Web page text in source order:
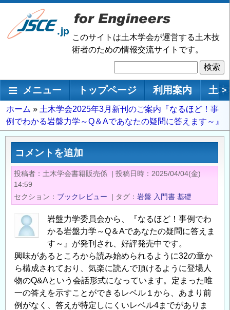
メ
ン
移
動
このサイトは土木学会が運営する土木技
術者のための情報交流サイトです。
索
メインナビゲーション
メニュー トップページ 利用案内 土 >
パ
ン
く
ホーム
土木学会2025年3月新刊のご案内『なるほど！事
例でわかる岩盤力学～Q＆Aであなたの疑問に答えます～』
コメントを追加
投稿者 土木学会書籍販売係 | 投稿日時
2025/04/04(金)
14:59
セクション
ブックレビュー | タグ 岩盤 入門書 基礎
岩盤力学委員会から、『なるほど！事例でわ
かる岩盤力学～Q＆Aであなたの疑問に答えま
す～』が発刊され、好評発売中です。
興味があるところから読み始められるように32の章か
ら構成されており、気楽に読んで頂けるように登場人
物のQ&Aという会話形式になっています。定まった唯
一の答えを示すことができるレベル１から、あまり前
例がなく、答えが特定しにくいレベル4までがありま